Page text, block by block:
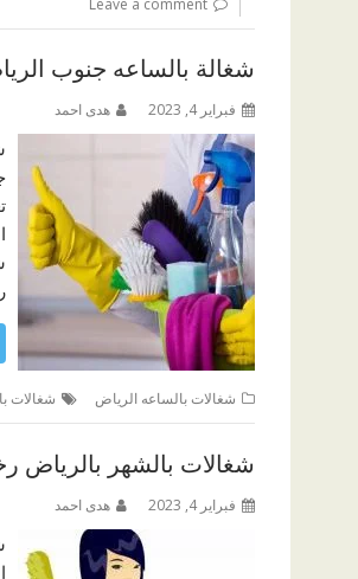
شغالة بالساعه جنوب الرياض
فبراير 4, 2023 هدى احمد
شغالات بالساعه الرياض شغالات
شغالات بالشهر بالرياض رخيصة
فبراير 4, 2023 هدى احمد